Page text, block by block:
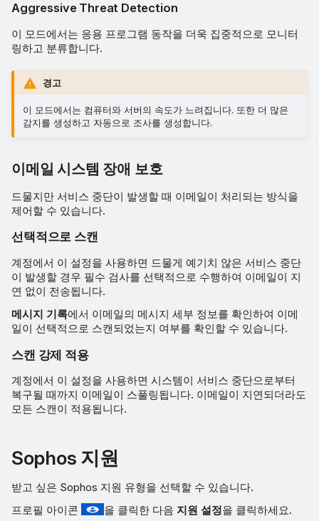
Aggressive Threat Detection
이 모드에서는 응용 프로그램 동작을 더욱 집중적으로 모니터
링하고 분류합니다.
경고
이 모드에서는 컴퓨터와 서버의 속도가 느려집니다. 또한 더 많은
감지를 생성하고 자동으로 조사를 생성합니다.
이메일 시스템 장애 보호
드물지만 서비스 중단이 발생할 때 이메일이 처리되는 방식을
제어할 수 있습니다.
선택적으로 스캔
계정에서 이 설정을 사용하면 드물게 예기치 않은 서비스 중단
이 발생할 경우 필수 검사를 선택적으로 수행하여 이메일이 지
연 없이 전송됩니다.
메시지 기록에서 이메일의 메시지 세부 정보를 확인하여 이메
일이 선택적으로 스캔되었는지 여부를 확인할 수 있습니다.
스캔 강제 적용
계정에서 이 설정을 사용하면 시스템이 서비스 중단으로부터
복구될 때까지 이메일이 스풀링됩니다. 이메일이 지연되더라도
모든 스캔이 적용됩니다.
Sophos 지원
받고 싶은 Sophos 지원 유형을 선택할 수 있습니다.
프로필 아이콘
을 클릭한 다음 지원 설정을 클릭하세요.